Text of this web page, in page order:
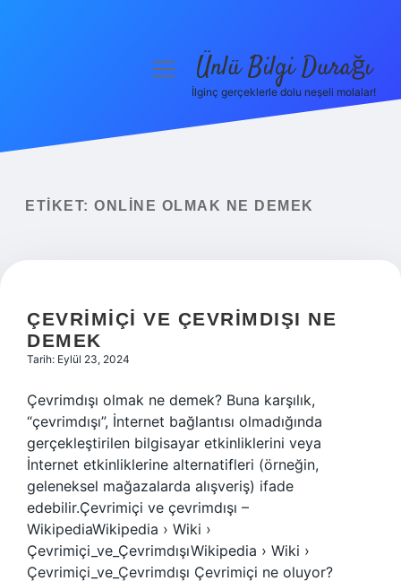
Yasal Uyarı
menüyüÜnlü Bilgi Durağı
İlginç gerçeklerle dolu neşeli molalar!
ETIKET: ONLINE OLMAK NE DEMEK
ÇEVRIMIÇI VE ÇEVRIMDIŞI NE
DEMEK
Tarih: Eylül 23, 2024
Çevrimdışı olmak ne demek? Buna karşılık,
“çevrimdışı”, İnternet bağlantısı olmadığında
gerçekleştirilen bilgisayar etkinliklerini veya
İnternet etkinliklerine alternatifleri (örneğin,
geleneksel mağazalarda alışveriş) ifade
edebilir.Çevrimiçi ve çevrimdışı –
WikipediaWikipedia › Wiki ›
Çevrimiçi_ve_ÇevrimdışıWikipedia › Wiki ›
Çevrimiçi_ve_Çevrimdışı Çevrimiçi ne oluyor?